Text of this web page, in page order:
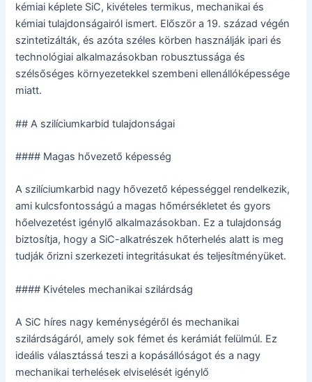
kémiai képlete SiC, kivételes termikus, mechanikai és
kémiai tulajdonságairól ismert. Először a 19. század végén
szintetizálták, és azóta széles körben használják ipari és
technológiai alkalmazásokban robusztussága és
szélsőséges környezetekkel szembeni ellenállóképessége
miatt.
## A szilíciumkarbid tulajdonságai
#### Magas hővezető képesség
A szilíciumkarbid nagy hővezető képességgel rendelkezik,
ami kulcsfontosságú a magas hőmérsékletet és gyors
hőelvezetést igénylő alkalmazásokban. Ez a tulajdonság
biztosítja, hogy a SiC-alkatrészek hőterhelés alatt is meg
tudják őrizni szerkezeti integritásukat és teljesítményüket.
#### Kivételes mechanikai szilárdság
A SiC híres nagy keménységéről és mechanikai
szilárdságáról, amely sok fémet és kerámiát felülmúl. Ez
ideális választássá teszi a kopásállóságot és a nagy
mechanikai terhelések elviselését igénylő